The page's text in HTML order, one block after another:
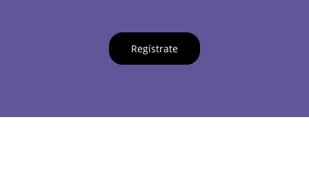
Regístrate